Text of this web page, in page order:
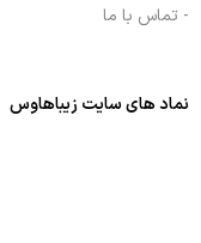
- تماس با ما
نماد های سایت زیباهاوس